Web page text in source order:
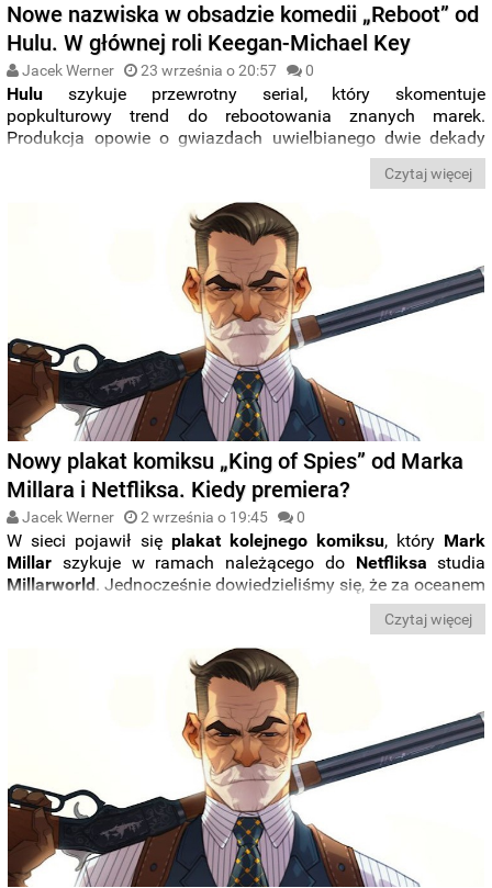
Nowe nazwiska w obsadzie komedii „Reboot” od
Hulu. W głównej roli Keegan-Michael Key
Jacek Werner 23 września o 20:57 0
Hulu szykuje przewrotny serial, który skomentuje
popkulturowy trend do rebootowania znanych marek.
Produkcja opowie o gwiazdach uwielbianego dwie dekady
Step Right Up”, które
niechętnie powracają w nowej odsłonie serii. Poznaliśmy
właśnie obsadę serialu, zatytułowanego po prostu „
Czytaj więcej
Nowy plakat komiksu „King of Spies” od Marka
Millara i Netfliksa. Kiedy premiera?
Jacek Werner 2 września o 19:45 0
W sieci pojawił się plakat kolejnego komiksu, który Mark
Millar szykuje w ramach należącego do Netfliksa studia
Millarworld. Jednocześnie dowiedzieliśmy się, że za oceanem
King of Spies”zadebiutuje
Czytaj więcej